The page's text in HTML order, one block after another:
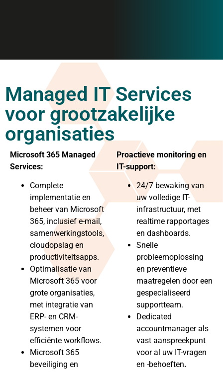
Managed IT Services
voor grootzakelijke
organisaties
Microsoft 365 Managed
Services:
Complete
implementatie en
beheer van Microsoft
365, inclusief e-mail,
samenwerkingstools,
cloudopslag en
productiviteitsapps.
Optimalisatie van
Microsoft 365 voor
grote organisaties,
met integratie van
ERP- en CRM-
systemen voor
efficiënte workflows.
Microsoft 365
beveiliging en
Proactieve monitoring en
IT-support:
24/7 bewaking van
uw volledige IT-
infrastructuur, met
realtime rapportages
en dashboards.
Snelle
probleemoplossing
en preventieve
maatregelen door een
gespecialiseerd
supportteam.
Dedicated
accountmanager als
vast aanspreekpunt
voor al uw IT-vragen
en -behoeften.